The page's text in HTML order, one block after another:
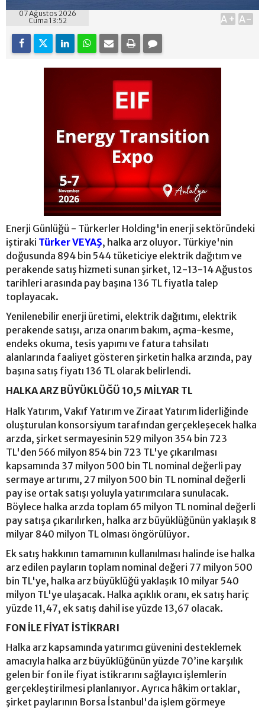
07 Ağustos 2026
Cuma 13:52
A+ A-
Enerji Günlüğü - Türkerler Holding'in enerji sektöründeki
iştiraki Türker VEYAŞ, halka arz oluyor. Türkiye'nin
doğusunda 894 bin 544 tüketiciye elektrik dağıtım ve
perakende satış hizmeti sunan şirket, 12-13-14 Ağustos
tarihleri arasında pay başına 136 TL fiyatla talep
toplayacak.
Yenilenebilir enerji üretimi, elektrik dağıtımı, elektrik
perakende satışı, arıza onarım bakım, açma-kesme,
endeks okuma, tesis yapımı ve fatura tahsilatı
alanlarında faaliyet gösteren şirketin halka arzında, pay
başına satış fiyatı 136 TL olarak belirlendi.
HALKA ARZ BÜYÜKLÜĞÜ 10,5 MİLYAR TL
Halk Yatırım, Vakıf Yatırım ve Ziraat Yatırım liderliğinde
oluşturulan konsorsiyum tarafından gerçekleşecek halka
arzda, şirket sermayesinin 529 milyon 354 bin 723
TL'den 566 milyon 854 bin 723 TL'ye çıkarılması
kapsamında 37 milyon 500 bin TL nominal değerli pay
sermaye artırımı, 27 milyon 500 bin TL nominal değerli
pay ise ortak satışı yoluyla yatırımcılara sunulacak.
Böylece halka arzda toplam 65 milyon TL nominal değerli
pay satışa çıkarılırken, halka arz büyüklüğünün yaklaşık 8
milyar 840 milyon TL olması öngörülüyor.
Ek satış hakkının tamamının kullanılması halinde ise halka
arz edilen payların toplam nominal değeri 77 milyon 500
bin TL'ye, halka arz büyüklüğü yaklaşık 10 milyar 540
milyon TL'ye ulaşacak. Halka açıklık oranı, ek satış hariç
yüzde 11,47, ek satış dahil ise yüzde 13,67 olacak.
FON İLE FİYAT İSTİKRARI
Halka arz kapsamında yatırımcı güvenini desteklemek
amacıyla halka arz büyüklüğünün yüzde 70’ine karşılık
gelen bir fon ile fiyat istikrarını sağlayıcı işlemlerin
gerçekleştirilmesi planlanıyor. Ayrıca hâkim ortaklar,
şirket paylarının Borsa İstanbul'da işlem görmeye